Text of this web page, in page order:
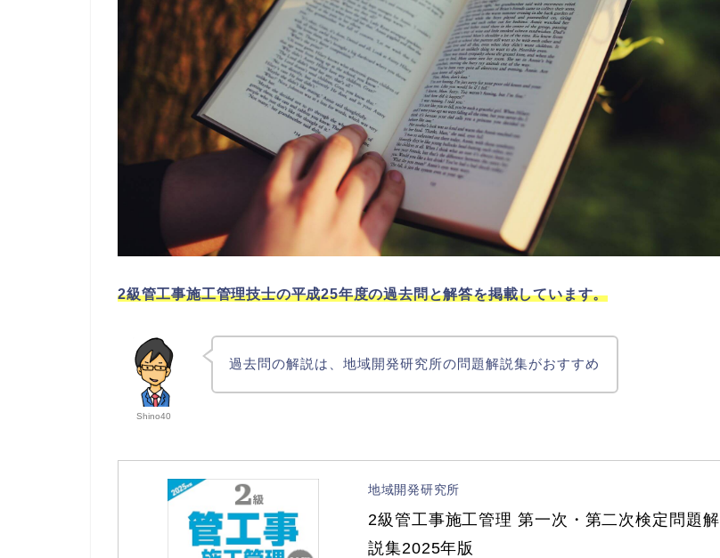
2級管工事施工管理技士の平成25年度の過去問と解答を掲載しています。
Shino40
過去問の解説は、地域開発研究所の問題解説集がおすすめ
地域開発研究所
2級管工事施工管理 第一次・第二次検定問題解
説集2025年版